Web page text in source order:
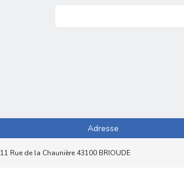
Adresse
11 Rue de la Chaunière 43100 BRIOUDE